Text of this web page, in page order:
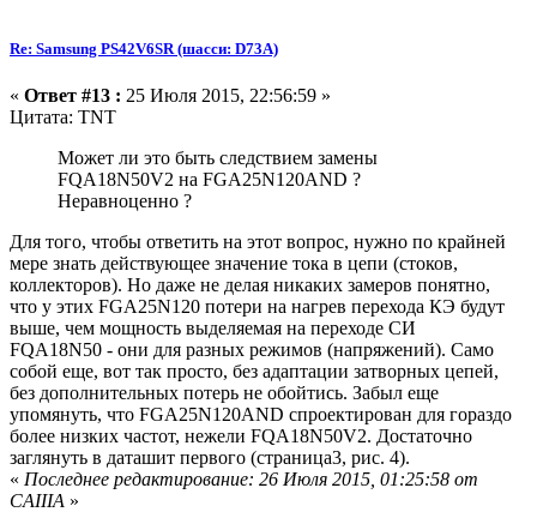
Re: Samsung PS42V6SR (шасси: D73A)
« Ответ #13 : 25 Июля 2015, 22:56:59 »
Цитата: TNT
Может ли это быть следствием замены
FQA18N50V2 на FGA25N120AND ?
Неравноценно ?
Для того, чтобы ответить на этот вопрос, нужно по крайней
мере знать действующее значение тока в цепи (стоков,
коллекторов). Но даже не делая никаких замеров понятно,
что у этих FGA25N120 потери на нагрев перехода КЭ будут
выше, чем мощность выделяемая на переходе СИ
FQA18N50 - они для разных режимов (напряжений). Само
собой еще, вот так просто, без адаптации затворных цепей,
без дополнительных потерь не обойтись. Забыл еще
упомянуть, что FGA25N120AND спроектирован для гораздо
более низких частот, нежели FQA18N50V2. Достаточно
заглянуть в даташит первого (страница3, рис. 4).
« Последнее редактирование: 26 Июля 2015, 01:25:58 от
CAIIIA »